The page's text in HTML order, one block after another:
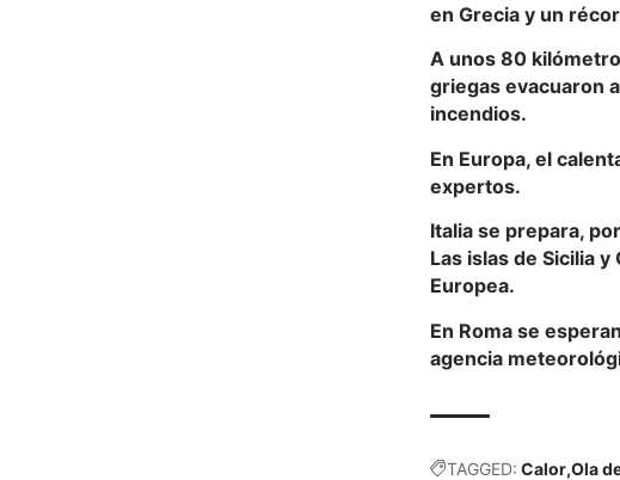
en Grecia y un
A unos 80
griegas evacuaron
incendios.
En Europa, el
expertos.
Italia se prepara,
Las islas de Sicilia
Europea.
En Roma se
agencia
TAGGED: Calor Ola